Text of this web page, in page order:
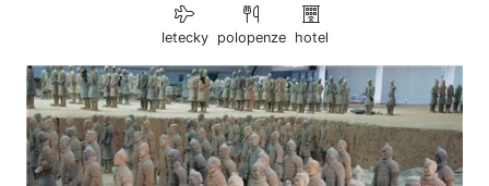
letecky polopenze hotel